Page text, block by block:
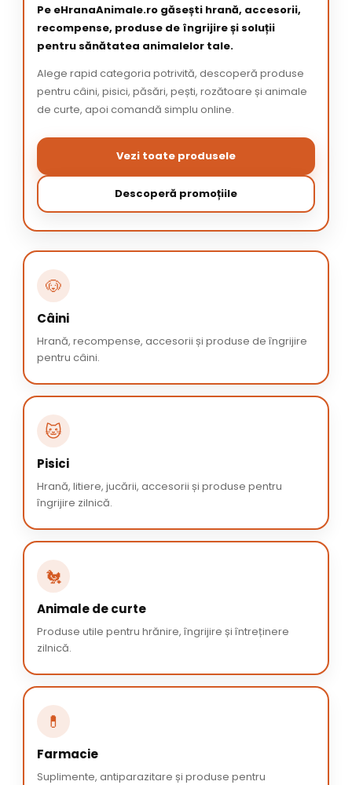
Pe eHranaAnimale.ro găsești hrană, accesorii,
recompense, produse de îngrijire și soluții
pentru sănătatea animalelor tale.
Alege rapid categoria potrivită, descoperă produse
pentru câini, pisici, păsări, pești, rozătoare și animale
de curte, apoi comandă simplu online.
Vezi toate produsele
Descoperă promoțiile
🐶
Câini
Hrană, recompense, accesorii și produse de îngrijire
pentru câini.
🐱
Pisici
Hrană, litiere, jucării, accesorii și produse pentru
îngrijire zilnică.
🐔
Animale de curte
Produse utile pentru hrănire, îngrijire și întreținere
zilnică.
💊
Farmacie
Suplimente, antiparazitare și produse pentru